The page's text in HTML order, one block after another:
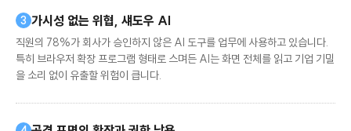
3 가시성 없는 위협, 섀도우 AI
직원의 78%가 회사가 승인하지 않은 AI 도구를 업무에 사용하고 있습니다.
특히 브라우저 확장 프로그램 형태로 스며든 AI는 화면 전체를 읽고 기업 기밀
을 소리 없이 유출할 위험이 큽니다.